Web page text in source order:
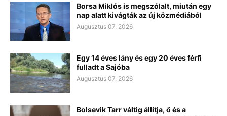
Borsa Miklós is megszólalt, miután egy
nap alatt kivágták az új közmédiából
Augusztus 07, 2026
Egy 14 éves lány és egy 20 éves férfi
fulladt a Sajóba
Augusztus 07, 2026
Bolsevik Tarr váltig állítja, ő és a